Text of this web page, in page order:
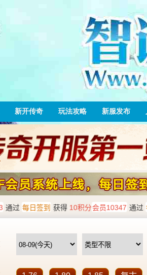
新开传奇 玩法攻略 新服发布